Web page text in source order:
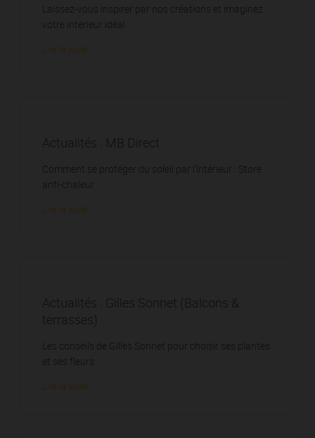
Laissez-vous inspirer par nos créations et imaginez
votre intérieur idéal
Lire la suite
Actualités : MB Direct
Comment se protéger du soleil par l'intérieur : Store
anti-chaleur
Lire la suite
Actualités : Gilles Sonnet (Balcons &
terrasses)
Les conseils de Gilles Sonnet pour choisir ses plantes
et ses fleurs
Lire la suite